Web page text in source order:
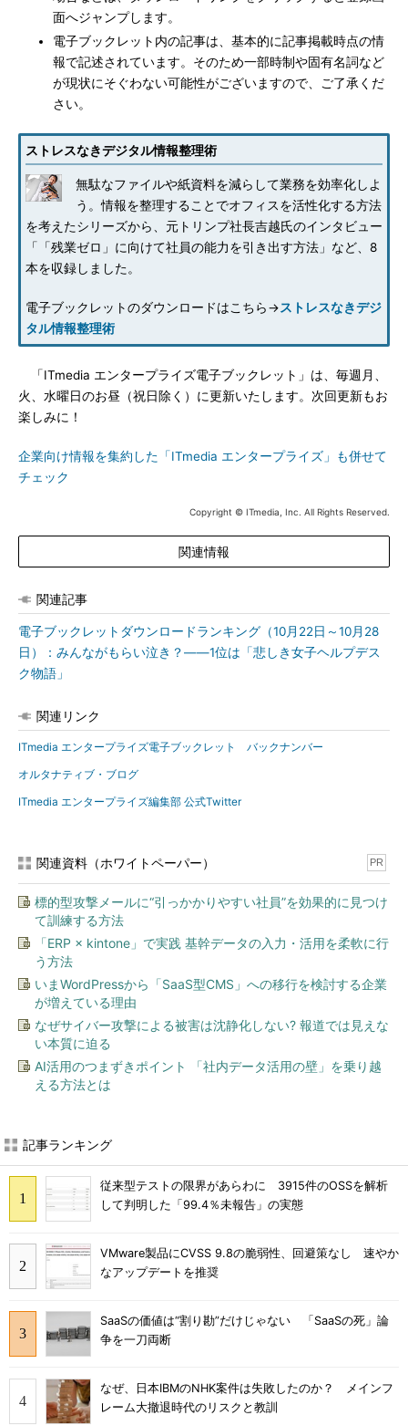
面へジャンプします。
電子ブックレット内の記事は、基本的に記事掲載時点の情
報で記述されています。そのため一部時制や固有名詞など
が現状にそぐわない可能性がございますので、ご了承くだ
さい。
ストレスなきデジタル情報整理術
無駄なファイルや紙資料を減らして業務を効率化しよ
う。情報を整理することでオフィスを活性化する方法
を考えたシリーズから、元トリンプ社長吉越氏のインタビュー
「「残業ゼロ」に向けて社員の能力を引き出す方法」など、8
本を収録しました。
電子ブックレットのダウンロードはこちら→ストレスなきデジ
タル情報整理術
「ITmedia エンタープライズ電子ブックレット」は、毎週月、
火、水曜日のお昼（祝日除く）に更新いたします。次回更新もお
楽しみに！
企業向け情報を集約した「ITmedia エンタープライズ」も併せて
チェック
Copyright © ITmedia, Inc. All Rights Reserved.
関連情報
関連記事
電子ブックレットダウンロードランキング（10月22日～10月28
日）：みんながもらい泣き？――1位は「悲しき女子ヘルプデス
ク物語」
関連リンク
ITmedia エンタープライズ電子ブックレット バックナンバー
オルタナティブ・ブログ
ITmedia エンタープライズ編集部 公式Twitter
関連資料（ホワイトペーパー） PR
標的型攻撃メールに“引っかかりやすい社員”を効果的に見つけ
て訓練する方法
「ERP × kintone」で実践 基幹データの入力・活用を柔軟に行
う方法
いまWordPressから「SaaS型CMS」への移行を検討する企業
が増えている理由
なぜサイバー攻撃による被害は沈静化しない? 報道では見えな
い本質に迫る
AI活用のつまずきポイント 「社内データ活用の壁」を乗り越
える方法とは
記事ランキング
従来型テストの限界があらわに 3915件のOSSを解析
して判明した「99.4％未報告」の実態
VMware製品にCVSS 9.8の脆弱性、回避策なし 速やか
なアップデートを推奨
SaaSの価値は“割り勘”だけじゃない 「SaaSの死」論
争を一刀両断
なぜ、日本IBMのNHK案件は失敗したのか？ メインフ
レーム大撤退時代のリスクと教訓